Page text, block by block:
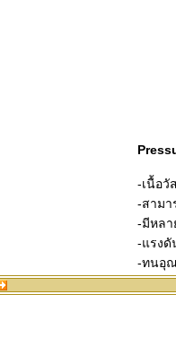
-เนื้อวั
-สามา
-มีหลา
-แรงดั
-ทนอุณ